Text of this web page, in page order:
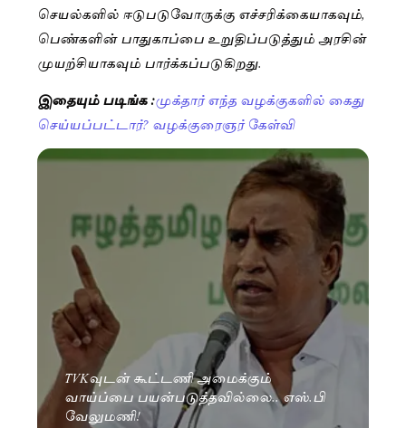
செயல்களில் ஈடுபடுவோருக்கு எச்சரிக்கையாகவும்,
பெண்களின் பாதுகாப்பை உறுதிப்படுத்தும் அரசின்
முயற்சியாகவும் பார்க்கப்படுகிறது.
இதையும் படிங்க :முக்தார் எந்த வழக்குகளில் கைது
செய்யப்பட்டார்? வழக்குரைஞர் கேள்வி
TVKவுடன் கூட்டணி அமைக்கும்
வாய்ப்பை பயன்படுத்தவில்லை.. எஸ்.பி
வேலுமணி!